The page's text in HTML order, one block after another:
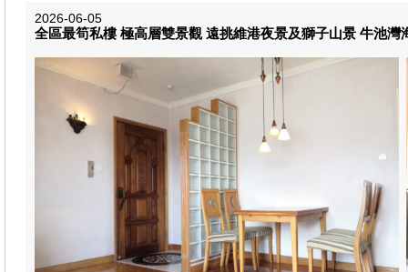
2026-06-05
全區最筍私樓 極高層雙景觀 遠挑維港夜景及獅子山景 牛池